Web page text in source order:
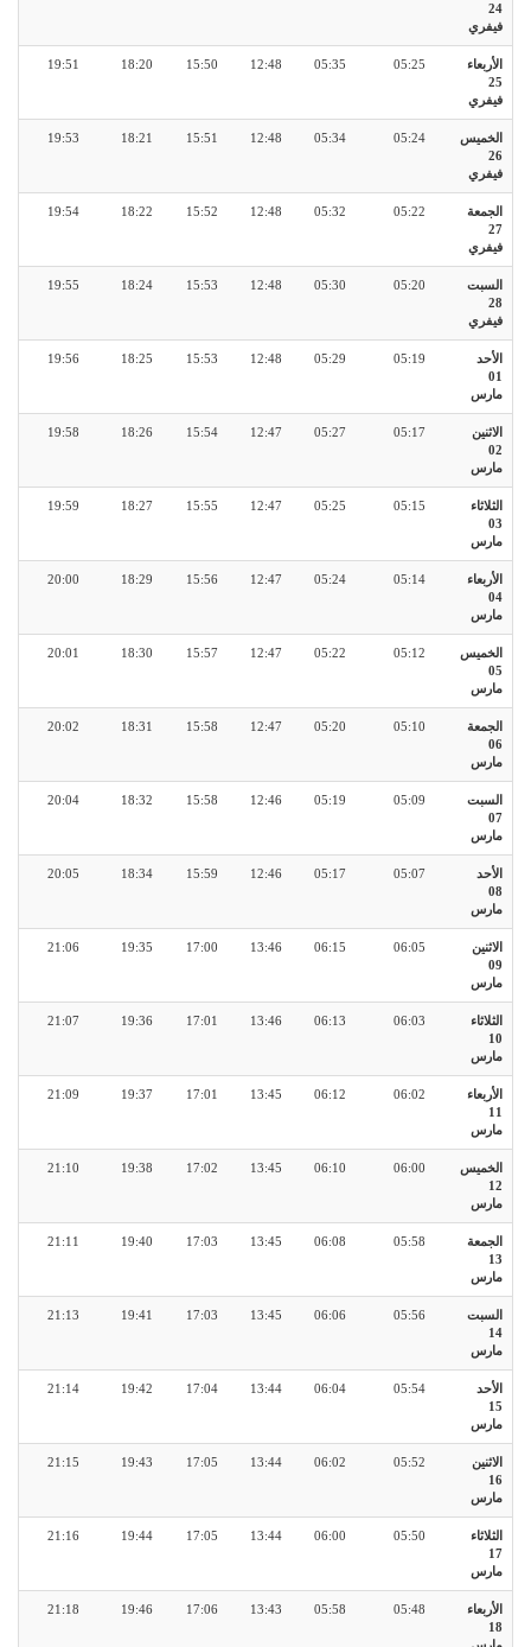
24
فيفري
الأربعاء
25
فيفري
05:25
05:35
12:48
15:50
18:20
19:51
الخميس
26
فيفري
05:24
05:34
12:48
15:51
18:21
19:53
الجمعة
27
فيفري
05:22
05:32
12:48
15:52
18:22
19:54
السبت
28
فيفري
05:20
05:30
12:48
15:53
18:24
19:55
الأحد
01
مارس
05:19
05:29
12:48
15:53
18:25
19:56
الاثنين
02
مارس
05:17
05:27
12:47
15:54
18:26
19:58
الثلاثاء
03
مارس
05:15
05:25
12:47
15:55
18:27
19:59
الأربعاء
04
مارس
05:14
05:24
12:47
15:56
18:29
20:00
الخميس
05
مارس
05:12
05:22
12:47
15:57
18:30
20:01
الجمعة
06
مارس
05:10
05:20
12:47
15:58
18:31
20:02
السبت
07
مارس
05:09
05:19
12:46
15:58
18:32
20:04
الأحد
08
مارس
05:07
05:17
12:46
15:59
18:34
20:05
الاثنين
09
مارس
06:05
06:15
13:46
17:00
19:35
21:06
الثلاثاء
10
مارس
06:03
06:13
13:46
17:01
19:36
21:07
الأربعاء
11
مارس
06:02
06:12
13:45
17:01
19:37
21:09
الخميس
12
مارس
06:00
06:10
13:45
17:02
19:38
21:10
الجمعة
13
مارس
05:58
06:08
13:45
17:03
19:40
21:11
السبت
14
مارس
05:56
06:06
13:45
17:03
19:41
21:13
الأحد
15
مارس
05:54
06:04
13:44
17:04
19:42
21:14
الاثنين
16
مارس
05:52
06:02
13:44
17:05
19:43
21:15
الثلاثاء
17
مارس
05:50
06:00
13:44
17:05
19:44
21:16
الأربعاء
18
05:48
05:58
13:43
17:06
19:46
21:18